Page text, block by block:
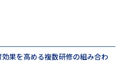
果を高める複数研修の組み合わ